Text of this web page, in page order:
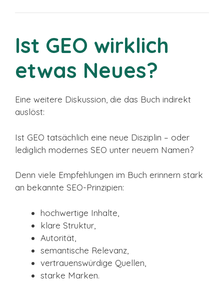
Ist GEO wirklich
etwas Neues?
Eine weitere Diskussion, die das Buch indirekt
auslöst:
Ist GEO tatsächlich eine neue Disziplin – oder
lediglich modernes SEO unter neuem Namen?
Denn viele Empfehlungen im Buch erinnern stark
an bekannte SEO-Prinzipien:
hochwertige Inhalte,
klare Struktur,
Autorität,
semantische Relevanz,
vertrauenswürdige Quellen,
starke Marken.